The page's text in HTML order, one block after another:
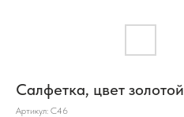
Салфетка, цвет золотой
Артикул: С46